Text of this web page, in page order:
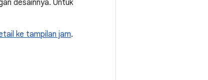
desainnya. Untuk
ke tampilan jam.